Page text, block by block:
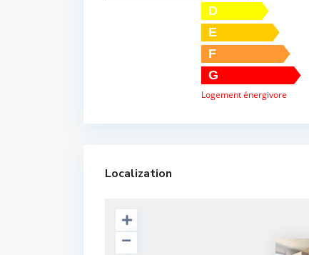
D
E
F
G
Logement énergivore
Localization